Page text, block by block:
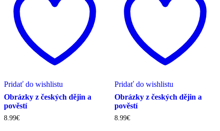
Pridať do wishlistu
Obrázky z českých dějin a
pověstí
8.99€
Pridať do wishlistu
Obrázky z českých dějin a
pověstí
8.99€